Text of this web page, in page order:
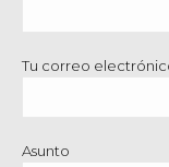
Tu correo
Asunto